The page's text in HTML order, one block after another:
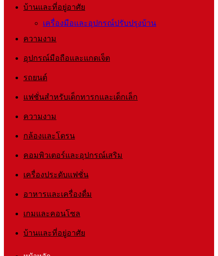
บ้านและที่อยู่อาศัย
เครื่องมือและอุปกรณ์ปรับปรุงบ้าน
ความงาม
อุปกรณ์มือถือและแกดเจ็ต
รถยนต์
แฟชั่นสำหรับเด็กทารกและเด็กเล็ก
ความงาม
กล้องและโดรน
คอมพิวเตอร์และอุปกรณ์เสริม
เครื่องประดับแฟชั่น
อาหารและเครื่องดื่ม
เกมและคอนโซล
บ้านและที่อยู่อาศัย